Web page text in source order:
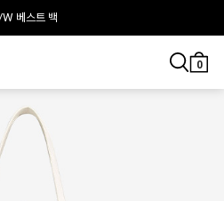
가 추천하는 이달의 백
0